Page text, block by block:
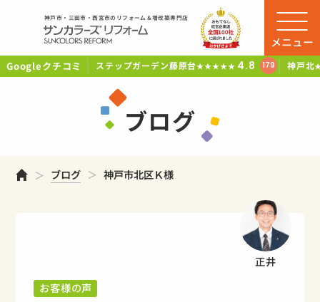
神戸市・三田市・西宮市のリフォーム＆増改築専門店
Googleクチコミ ステップガーデン藤原台★★★★★ 4.8 179 神戸北
メニュー
ブログ
ホームブログ 神戸市北区Ｋ様
正井
お客様の声